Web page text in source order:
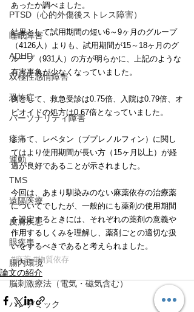
PTSD（心的外傷後ストレス障害）
睡眠障害
ADHD
双極性感情障害
恐怖症
パーソナリティ障害
疼痛
運動
TMS
遠隔医療
皮膚疾患
眼疾患
腸内環境
脳刺激療法（電気・磁気含む）
パンデミック
あったか調べました。
結果として試用期間の短い6～9ヶ月のグループ
（4126人）よりも、試用期間が15～18ヶ月のグ
ループ（931人）の方が明らかに、上記のような
有害事象が少なくなっていました。
例として、救急受診は0.75倍、入院は0.79倍、オ
ピオイドの処方は0.67倍となっていました。
よって、レペタン（ブプレノルフィン）に関し
てはより使用期間が長い方（15ヶ月以上）が経
過が良好であることが示されました。
今回は、あまり馴染みのない麻薬依存の治療薬
についてでしたが、一般的にも薬剤の使用期間
を設定するときには、それぞれの薬剤の意義や
作用するしくみを理解し、薬剤ごとの適切な扱
いをするべきであると考えられました。
#麻薬 #物質依存
論文の紹介